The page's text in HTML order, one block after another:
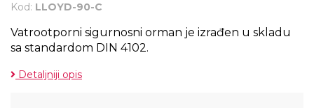
Kod: LLOYD-90-C
Vatrootporni sigurnosni orman je izrađen u skladu
sa standardom DIN 4102.
Detaljniji opis